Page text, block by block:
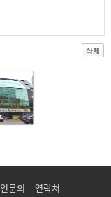
문의 연락처